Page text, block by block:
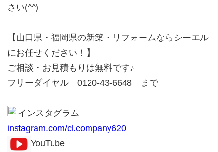
さい(^^)
【山口県・福岡県の新築・リフォームならシーエル
にお任せください！】
ご相談・お見積もりは無料です♪
フリーダイヤル 0120-43-6648 まで
インスタグラム
instagram.com/cl.company620
YouTube